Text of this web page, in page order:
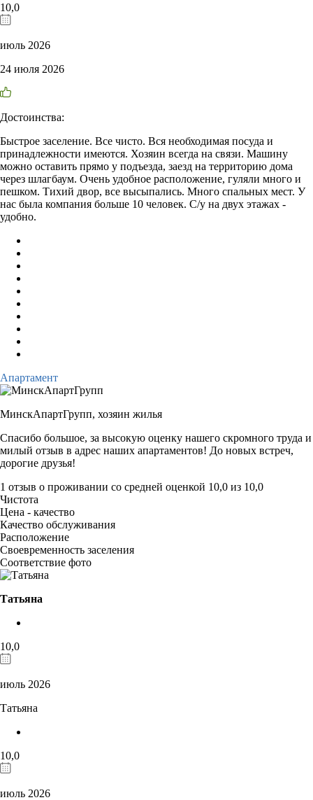
10,0
июль 2026
24 июля 2026
Достоинства:
Быстрое заселение. Все чисто. Вся необходимая посуда и
принадлежности имеются. Хозяин всегда на связи. Машину
можно оставить прямо у подъезда, заезд на территорию дома
через шлагбаум. Очень удобное расположение, гуляли много и
пешком. Тихий двор, все высыпались. Много спальных мест. У
нас была компания больше 10 человек. С/у на двух этажах -
удобно.
Апартамент
МинскАпартГрупп, хозяин жилья
Спасибо большое, за высокую оценку нашего скромного труда и
милый отзыв в адрес наших апартаментов! До новых встреч,
дорогие друзья!
1 отзыв о проживании со средней оценкой 10,0 из 10,0
Чистота
Цена - качество
Качество обслуживания
Расположение
Своевременность заселения
Соответствие фото
Татьяна
10,0
июль 2026
Татьяна
10,0
июль 2026